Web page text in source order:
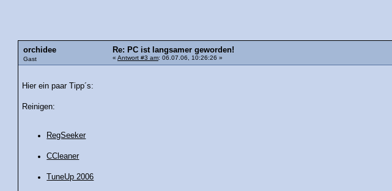
orchidee
Gast
Re: PC ist langsamer geworden!
« Antwort #3 am: 06.07.06, 10:26:26 »
Hier ein paar Tipp´s:
Reinigen:
RegSeeker
CCleaner
TuneUp 2006